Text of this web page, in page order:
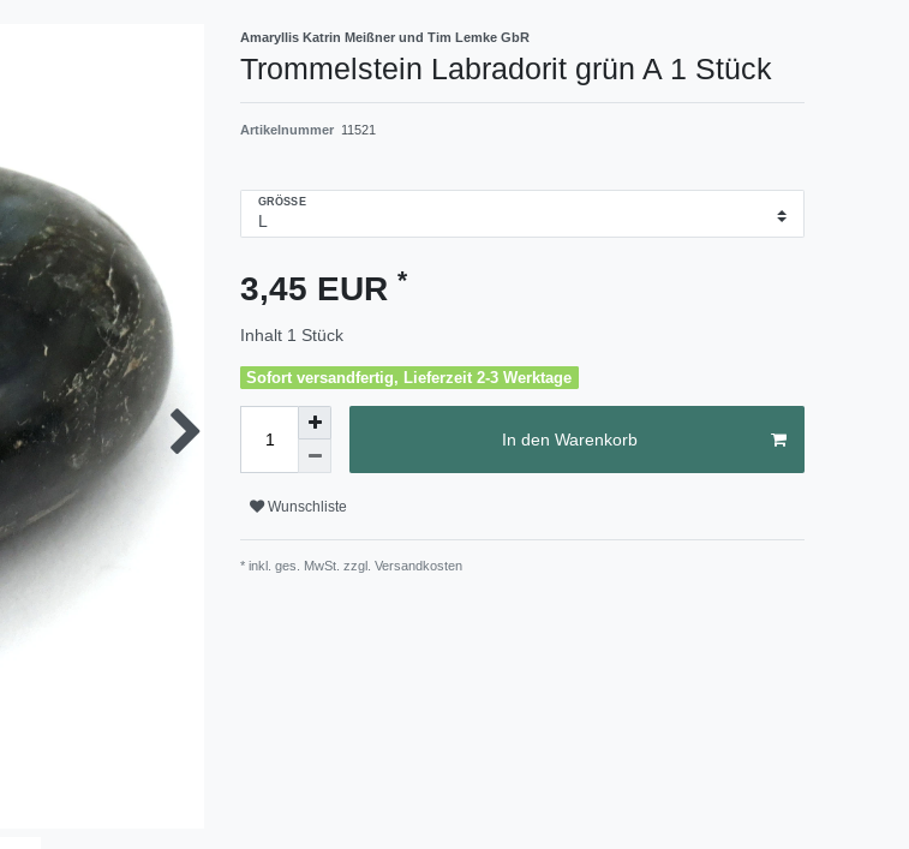
Amaryllis Katrin Meißner und Tim Lemke GbR
Trommelstein Labradorit grün A 1 Stück
Artikelnummer 11521
GRÖSSE
3,45 EUR *
Inhalt 1 Stück
Sofort versandfertig, Lieferzeit 2-3 Werktage
In den Warenkorb
Wunschliste
* inkl. ges. MwSt. zzgl. Versandkosten